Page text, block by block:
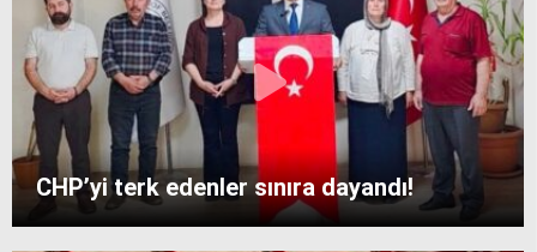
CHP’yi terk edenler sınıra dayandı!